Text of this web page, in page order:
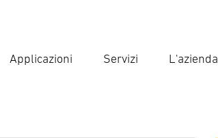
Applicazioni Servizi L'azienda